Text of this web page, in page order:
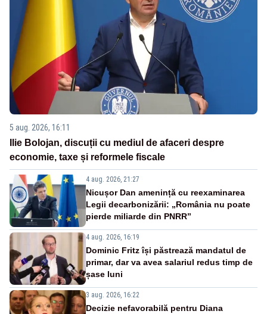
5 aug. 2026, 16:11
Ilie Bolojan, discuții cu mediul de afaceri despre
economie, taxe și reformele fiscale
4 aug. 2026, 21:27
Nicușor Dan amenință cu reexaminarea
Legii decarbonizării: „România nu poate
pierde miliarde din PNRR”
4 aug. 2026, 16:19
Dominic Fritz își păstrează mandatul de
primar, dar va avea salariul redus timp de
șase luni
3 aug. 2026, 16:22
Decizie nefavorabilă pentru Diana